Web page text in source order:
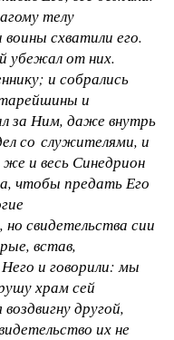
телу
схватили его.
убежал от них.
и собрались
и
за Ним, даже внутрь
со служителями, и
же и весь Синедрион
чтобы предать Его
свидетельства сии
встав,
и говорили: мы
храм сей
другой,
их не